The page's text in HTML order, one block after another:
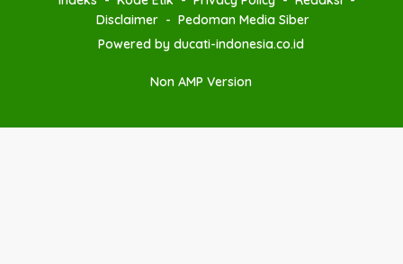
Disclaimer
Pedoman Media Siber
Powered by ducati-indonesia.co.id
Non AMP Version